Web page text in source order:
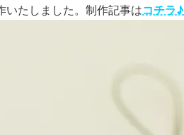
いたしました。制作記事はコチラ♪